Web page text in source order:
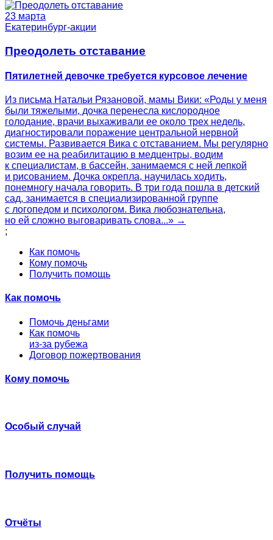
23 марта
Екатеринбург-акции
Преодолеть отставание
Пятилетней девочке требуется курсовое лечение
Из письма Натальи Рязановой, мамы Вики: «Роды у меня
были тяжелыми, дочка перенесла кислородное
голодание, врачи выхаживали ее около трех недель,
диагностировали поражение центральной нервной
системы. Развивается Вика с отставанием. Мы регулярно
возим ее на реабилитацию в медцентры, водим
к специалистам, в бассейн, занимаемся с ней лепкой
и рисованием. Дочка окрепла, научилась ходить,
понемногу начала говорить. В три года пошла в детский
сад, занимается в специализированной группе
с логопедом и психологом. Вика любознательна,
но ей сложно выговаривать слова...» →
;
Как помочь
Кому помочь
Получить помощь
Как помочь
Помочь деньгами
Как помочь
из-за рубежа
Договор пожертвования
Кому помочь
Особый случай
Получить помощь
Отчёты